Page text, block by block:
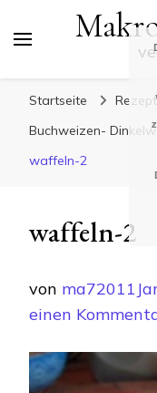
Startseite
Buchweizen-
waffeln-2
waffeln-2
von ma72011
einen